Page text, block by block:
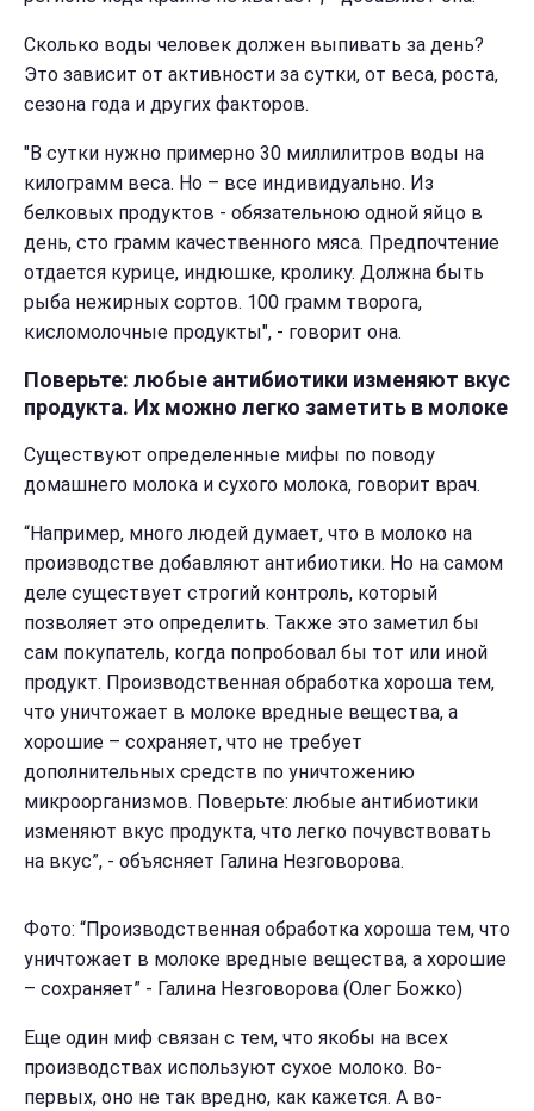
Сколько воды человек должен выпивать за день?
Это зависит от активности за сутки, от веса, роста,
сезона года и других факторов.
"В сутки нужно примерно 30 миллилитров воды на
килограмм веса. Но – все индивидуально. Из
белковых продуктов - обязательною одной яйцо в
день, сто грамм качественного мяса. Предпочтение
отдается курице, индюшке, кролику. Должна быть
рыба нежирных сортов. 100 грамм творога,
кисломолочные продукты", - говорит она.
Поверьте: любые антибиотики изменяют вкус
продукта. Их можно легко заметить в молоке
Существуют определенные мифы по поводу
домашнего молока и сухого молока, говорит врач.
“Например, много людей думает, что в молоко на
производстве добавляют антибиотики. Но на самом
деле существует строгий контроль, который
позволяет это определить. Также это заметил бы
сам покупатель, когда попробовал бы тот или иной
продукт. Производственная обработка хороша тем,
что уничтожает в молоке вредные вещества, а
хорошие – сохраняет, что не требует
дополнительных средств по уничтожению
микроорганизмов. Поверьте: любые антибиотики
изменяют вкус продукта, что легко почувствовать
на вкус”, - объясняет Галина Незговорова.
Фото: “Производственная обработка хороша тем, что
уничтожает в молоке вредные вещества, а хорошие
– сохраняет” - Галина Незговорова (Олег Божко)
Еще один миф связан с тем, что якобы на всех
производствах используют сухое молоко. Во-
первых, оно не так вредно, как кажется. А во-